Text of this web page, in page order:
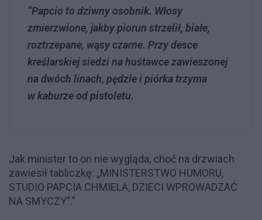
“Papcio to dziwny osobnik. Włosy
zmierzwione, jakby piorun strzelił, białe,
roztrzepane, wąsy czarne. Przy desce
kreślarskiej siedzi na huśtawce zawieszonej
na dwóch linach, pędzle i piórka trzyma
w kaburze od pistoletu.
Jak minister to on nie wygląda, choć na drzwiach
zawiesił tabliczkę: „MINISTERSTWO HUMORU,
STUDIO PAPCIA CHMIELA, DZIECI WPROWADZAĆ
NA SMYCZY”.”